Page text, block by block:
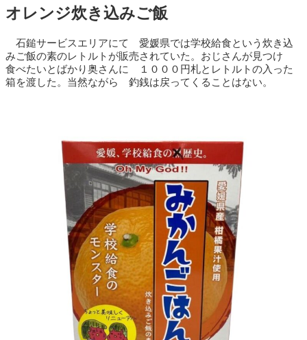
オレンジ炊き込みご飯
石鎚サービスエリアにて 愛媛県では学校給食という炊き込
みご飯の素のレトルトが販売されていた。おじさんが見つけ
食べたいとばかり奥さんに １０００円札とレトルトの入った
箱を渡した。当然ながら 釣銭は戻ってくることはない。